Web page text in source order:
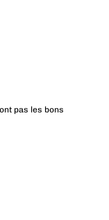
pas les bons